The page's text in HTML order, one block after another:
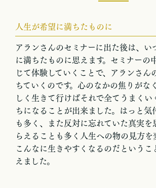
人生が希望に満ちたものに
アランさんのセミナーに出た後は、い
に満ちたものに思えます。セミナーの
じて体験していくことで、アランさん
ちていくのです。心のなかの焦りがな
しく生きて行けばそれで全てうまくい
ちになることが出来ました。はっと気
も多く、また反対に忘れていた真実を
らえることも多く人生への物の見方を
こんなに生きやすくなるのだというこ
えました。